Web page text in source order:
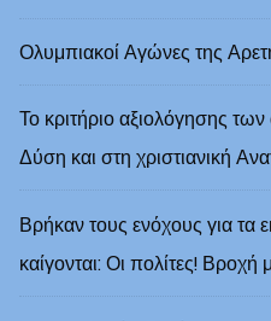
Ολυμπιακοί Αγώνες της
Το κριτήριο αξιολόγησης
Δύση και στη χριστιανική
Βρήκαν τους ενόχους για τα
καίγονται: Οι πολίτες!